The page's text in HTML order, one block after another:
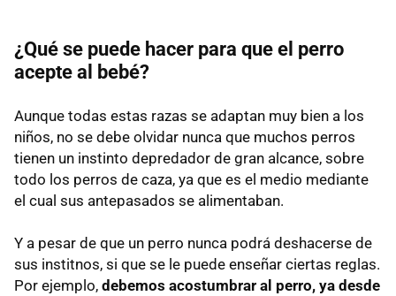
¿Qué se puede hacer para que el perro
acepte al bebé?
Aunque todas estas razas se adaptan muy bien a los
niños, no se debe olvidar nunca que muchos perros
tienen un instinto depredador de gran alcance, sobre
todo los perros de caza, ya que es el medio mediante
el cual sus antepasados se alimentaban.
Y a pesar de que un perro nunca podrá deshacerse de
sus institnos, si que se le puede enseñar ciertas reglas.
Por ejemplo, debemos acostumbrar al perro, ya desde